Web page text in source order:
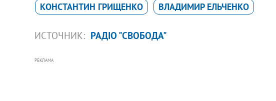
КОНСТАНТИН ГРИЩЕНКО ВЛАДИМИР ЕЛЬЧЕНКО
ИСТОЧНИК: РАДІО "СВОБОДА"
РЕКЛАМА